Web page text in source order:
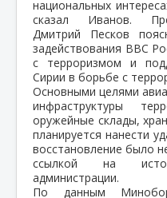
национальных
сказал Иванов.
Дмитрий Песков
задействования ВВС
с терроризмом и
Сирии в борьбе с
Основными целями
инфраструктуры
оружейные склады,
планируется нанести
восстановление было
ссылкой на
администрации.
По данным